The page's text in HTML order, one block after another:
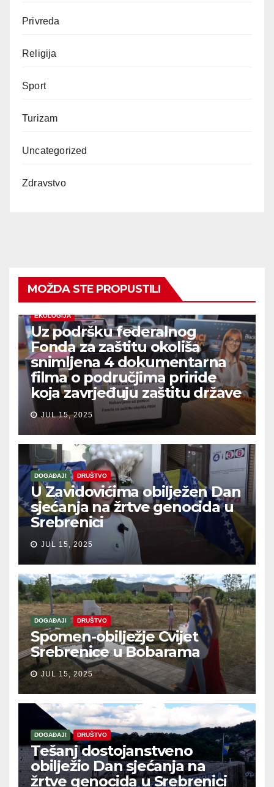
Privreda
Religija
Sport
Turizam
Uncategorized
Zdravstvo
MOŽDA STE PROPUSTILI
EKOLOGIJA
Uz podršku federalnog
Fonda za zaštitu okoliša
snimljena 4 dokumentarna
filma o područjima priride
koja zavrjeđuju zaštitu države
JUL 15, 2025
DOGAĐAJI DRUŠTVO
U Zavidovićima obilježen Dan
sjećanja na žrtve genocida u
Srebrenici
JUL 15, 2025
DOGAĐAJI DRUŠTVO
Spomen-obilježje Cvijet
Srebrenice u Bobarama
JUL 15, 2025
DOGAĐAJI DRUŠTVO
Tešanj dostojanstveno
obilježio Dan sjećanja na
žrtve genocida u Srebrenici